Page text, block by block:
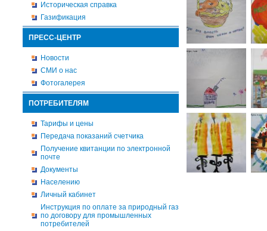
Историческая справка
Газификация
ПРЕСС-ЦЕНТР
Новости
СМИ о нас
Фотогалерея
ПОТРЕБИТЕЛЯМ
Тарифы и цены
Передача показаний счетчика
Получение квитанции по электронной
почте
Документы
Населению
Личный кабинет
Инструкция по оплате за природный газ
по договору для промышленных
потребителей